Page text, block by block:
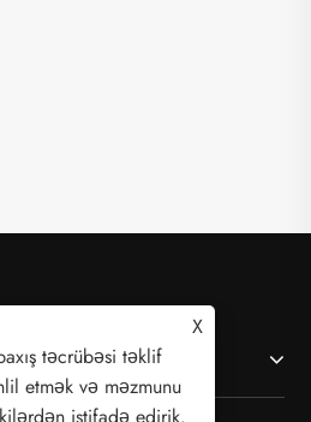
X
təcrübəsi təklif
etmək və məzmunu